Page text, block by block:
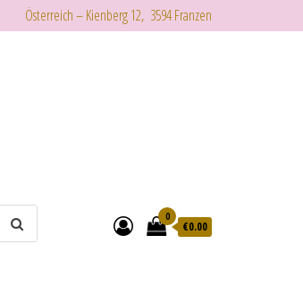
Österreich – Kienberg 12, 3594 Franzen
0
€0.00